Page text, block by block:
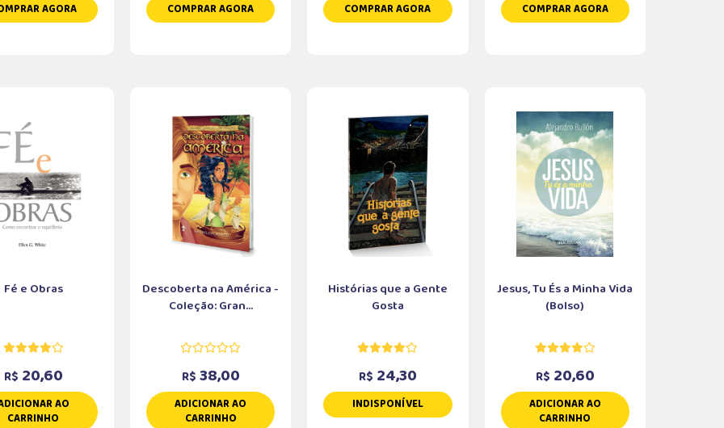
AGORA
COMPRAR AGORA
COMPRAR AGORA
COMPRAR AGORA
Fé e Obras
R$ 20,60
AO
CARRINHO
Descoberta na América -
Coleção: Gran...
R$ 38,00
ADICIONAR AO
CARRINHO
Histórias que a Gente
Gosta
R$ 24,30
INDISPONÍVEL
Jesus, Tu És a Minha Vida
(Bolso)
R$ 20,60
ADICIONAR AO
CARRINHO